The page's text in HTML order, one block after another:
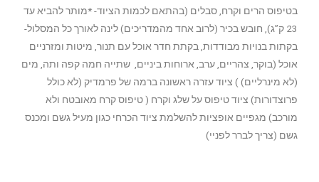
בטיפוס הרים וקרח, סבלים (בהתאם לכמות הציוד- *מותר להביא עד
23 ק”ג), חובש בכיר (לרוב אחד מהמדריכים) לינה לאורך כל המסלול-
בקתות בנויות מבודדות, בקתת חדר אוכל עם תנור, מיטות ומזרניים
אוכל (בוקר, צהריים, ערב, ארוחות ביניים, שתייה חמה קפה ותה, מים
(לא מינרליים) ) ציוד עזרה ראשונה ברמה של פרמדיק (לא כולל
פרוצדורות) ציוד טיפוס על שלג וקרח ( טיפוס קרח מאובטח ולא
מורכב) מגפיים אופציות להשלמת ציוד הכרחי כגון מעיל גשם ומכנס
גשם (צריך לברר לפניי)